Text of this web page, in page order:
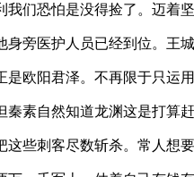
们恐怕是没得捡了。迈着
旁医护人员已经到位。王
欧阳君泽。不再限于只运
素自然知道龙渊这是打算
这些刺客尽数斩杀。常人